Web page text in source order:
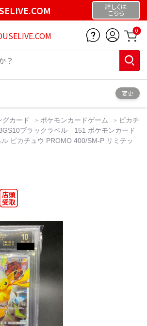
詳しくは
こちら
0
変更
グカード ポケモンカードゲーム
ピカチ
ブラックラベル 151 ポケモンカード
ピカチュウ PROMO 400/SM-P リミテッ